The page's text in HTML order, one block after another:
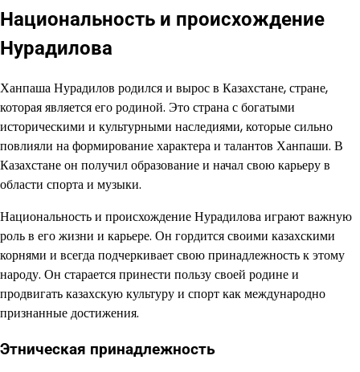
Национальность и происхождение
Нурадилова
Ханпаша Нурадилов родился и вырос в Казахстане, стране,
которая является его родиной. Это страна с богатыми
историческими и культурными наследиями, которые сильно
повлияли на формирование характера и талантов Ханпаши. В
Казахстане он получил образование и начал свою карьеру в
области спорта и музыки.
Национальность и происхождение Нурадилова играют важную
роль в его жизни и карьере. Он гордится своими казахскими
корнями и всегда подчеркивает свою принадлежность к этому
народу. Он старается принести пользу своей родине и
продвигать казахскую культуру и спорт как международно
признанные достижения.
Этническая принадлежность